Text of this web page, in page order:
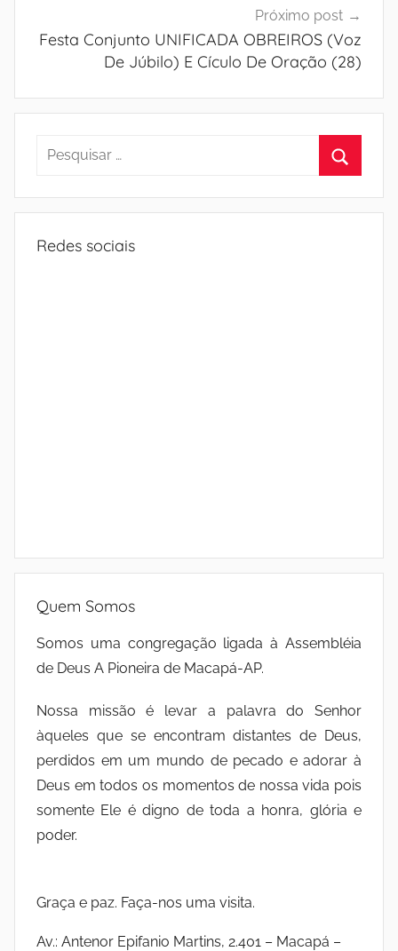
Próximo post
Festa Conjunto UNIFICADA OBREIROS (Voz
De Júbilo) E Cículo De Oração (28)
Pesquisar
Redes sociais
Quem Somos
Somos uma congregação ligada à Assembléia
de Deus A Pioneira de Macapá-AP.
Nossa missão é levar a palavra do Senhor
àqueles que se encontram distantes de Deus,
perdidos em um mundo de pecado e adorar à
Deus em todos os momentos de nossa vida pois
somente Ele é digno de toda a honra, glória e
poder.
Graça e paz. Faça-nos uma visita.
Av.: Antenor Epifanio Martins, 2.401 – Macapá –